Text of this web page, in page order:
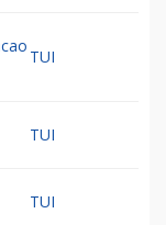
TUI
TUI
TUI